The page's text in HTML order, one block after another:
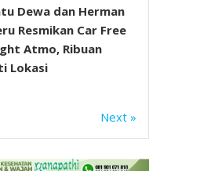
Dewa dan Herman
Resmikan Car Free
Atmo, Ribuan
Lokasi
Next »